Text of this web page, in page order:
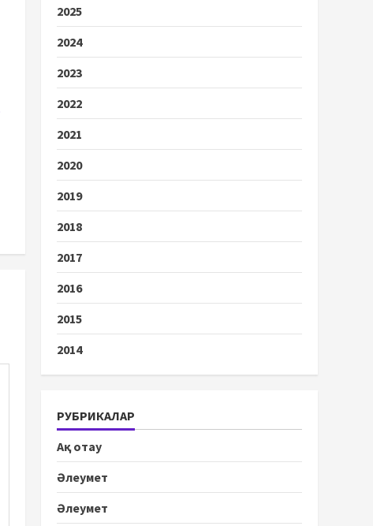
2025
2024
2023
2022
2021
2020
2019
2018
2017
2016
2015
2014
РУБРИКАЛАР
Ақ отау
Әлеумет
Әлеумет